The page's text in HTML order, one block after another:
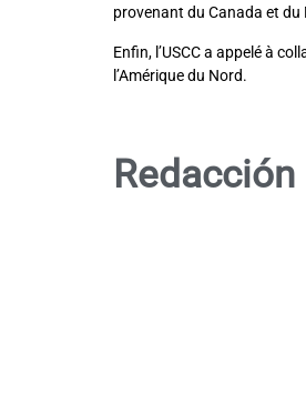
provenant du Canada et du
Enfin, l’USCC a appelé à
l’Amérique du Nord.